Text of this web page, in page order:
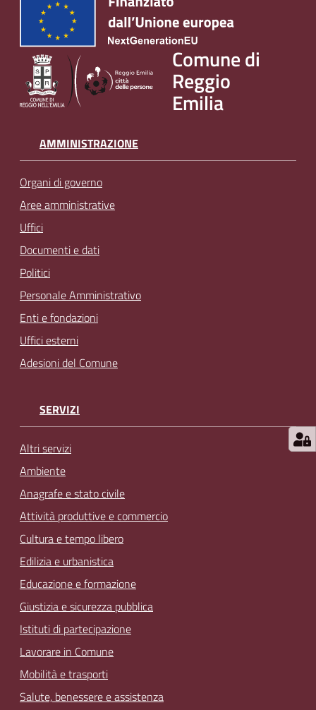
n
Seguici
su
Comune di
Reggio
Emilia
AMMINISTRAZIONE
Organi di governo
Aree amministrative
Uffici
Documenti e dati
Politici
Personale Amministrativo
Enti e fondazioni
Uffici esterni
Adesioni del Comune
SERVIZI
Altri servizi
Ambiente
Anagrafe e stato civile
Attività produttive e commercio
Cultura e tempo libero
Edilizia e urbanistica
Educazione e formazione
Giustizia e sicurezza pubblica
Istituti di partecipazione
Lavorare in Comune
Mobilità e trasporti
Salute, benessere e assistenza